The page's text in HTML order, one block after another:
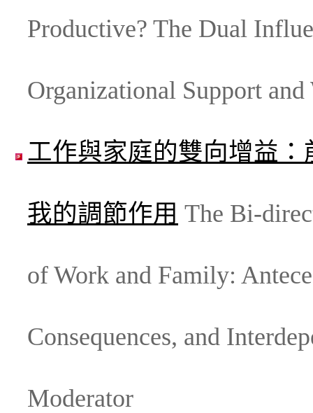
Productive? The Dual
Organizational Support
工作與家庭的雙向增益
我的調節作用 The Bi-
of Work and Family:
Consequences, and
Moderator